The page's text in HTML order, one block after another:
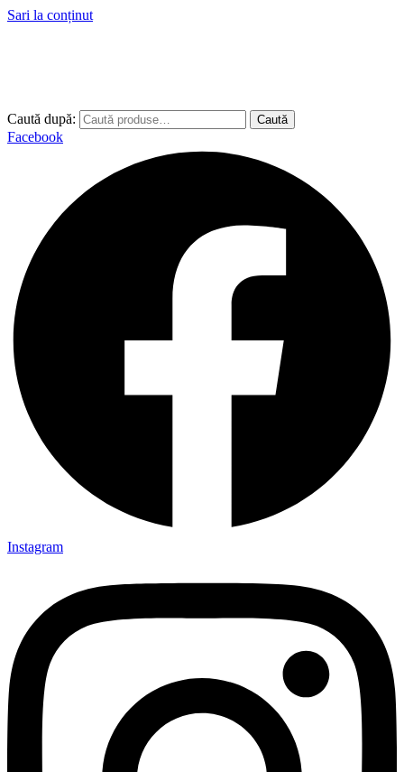
Sari la conținut
Caută după: Caută
Facebook
Instagram